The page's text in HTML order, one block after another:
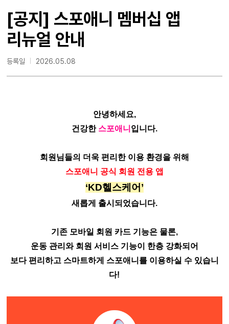
[공지] 스포애니 멤버십 앱
리뉴얼 안내
등록일 2026.05.08
안녕하세요,
건강한 스포애니 입니다.
회원님들의 더욱 편리한 이용 환경을 위해
스포애니 공식 회원 전용 앱
‘KD헬스케어’
새롭게 출시되었습니다.
기존 모바일 회원 카드 기능은 물론,
운동 관리와 회원 서비스 기능이 한층 강화되어
보다 편리하고 스마트하게 스포애니를 이용하실 수 있습니
다!